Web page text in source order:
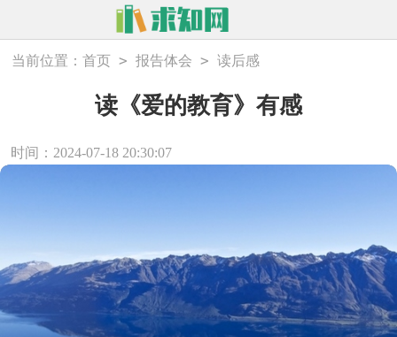
当前位置：首页 > 报告体会 > 读后感
读《爱的教育》有感
时间：2024-07-18 20:30:07